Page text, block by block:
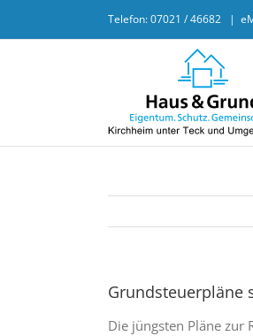
Telefon: 07021 / 46682 |
Grundsteuerpläne
Die jüngsten Pläne zur